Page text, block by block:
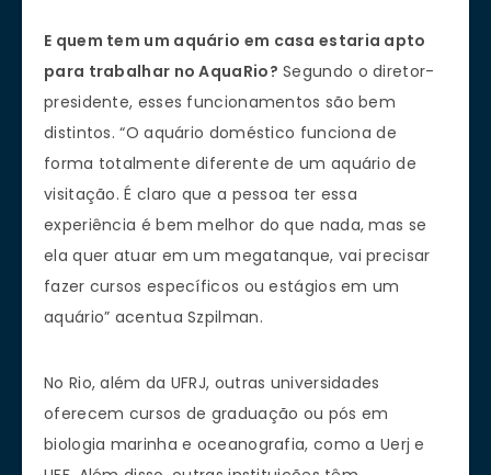
E quem tem um aquário em casa estaria apto
para trabalhar no AquaRio? Segundo o diretor-
presidente, esses funcionamentos são bem
distintos. “O aquário doméstico funciona de
forma totalmente diferente de um aquário de
visitação. É claro que a pessoa ter essa
experiência é bem melhor do que nada, mas se
ela quer atuar em um megatanque, vai precisar
fazer cursos específicos ou estágios em um
aquário” acentua Szpilman.
No Rio, além da UFRJ, outras universidades
oferecem cursos de graduação ou pós em
biologia marinha e oceanografia, como a Uerj e